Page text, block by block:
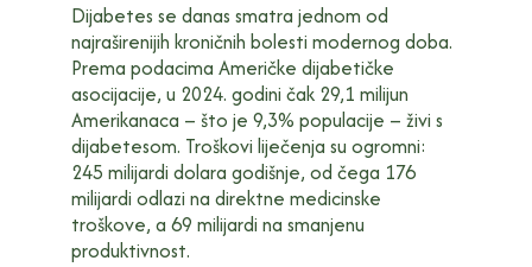
Dijabetes se danas smatra jednom od
najraširenijih kroničnih bolesti modernog doba.
Prema podacima Američke dijabetičke
asocijacije, u 2024. godini čak 29,1 milijun
Amerikanaca – što je 9,3% populacije – živi s
dijabetesom. Troškovi liječenja su ogromni:
245 milijardi dolara godišnje, od čega 176
milijardi odlazi na direktne medicinske
troškove, a 69 milijardi na smanjenu
produktivnost.